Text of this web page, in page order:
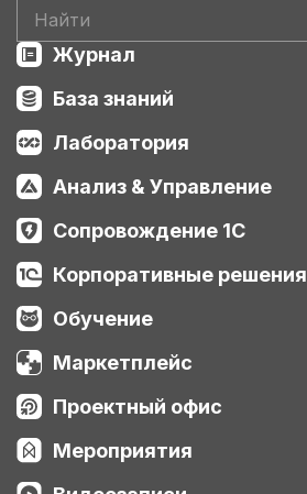
Журнал
База знаний
Лаборатория
Анализ & Управление
Сопровождение 1С
Корпоративные решения
Обучение
Маркетплейс
Проектный офис
Мероприятия